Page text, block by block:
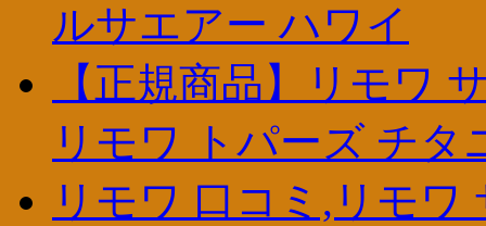
ルサエアー ハワイ
【正規商品】リモワ
リモワ トパーズ チタ
リモワ 口コミ,リモワ